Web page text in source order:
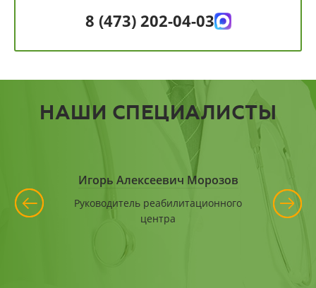
8 (473) 202-04-03
НАШИ СПЕЦИАЛИСТЫ
Игорь Алексеевич Морозов
Руководитель реабилитационного
центра